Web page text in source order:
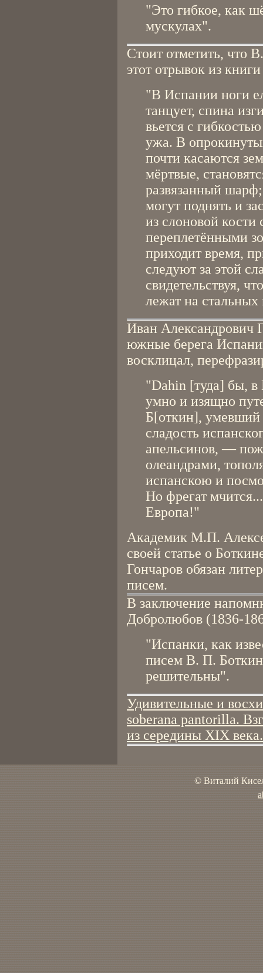
"Это гибкое, как
мускулах".
Стоит отметить, что
этот отрывок из
"В Испании ноги
танцует, спина
вьется с
ужа. В
почти касаются
мёртвые,
развязанный
могут поднять и
из слоновой
переплетёнными
приходит время,
следуют за этой
свидетельствуя,
лежат на
Иван Александрович
южные берега
восклицал,
"Dahin [туда] бы, в
умно и изящно
Б[откин], умевший
сладость
апельсинов, —
олеандрами,
испанскою и
Но фрегат
Европа!"
Академик М.П.
своей статье о
Гончаров обязан
писем.
В заключение
Добролюбов (1836-
"Испанки, как
писем В. П.
решительны".
Удивительные и
soberana pantorilla.
из середины XIX
© Виталий